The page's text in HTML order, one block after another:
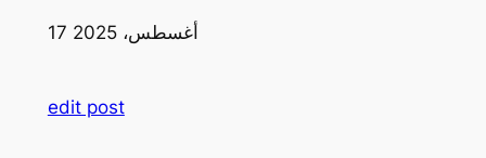
17 أغسطس، 2025
edit post